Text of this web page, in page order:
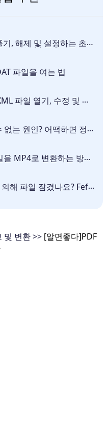
제 및 설정하는 초간단 방법들
파일을 여는 법
기, 수정 및 복구하는 쉬운 방법
? 어떡하면 정상적으로 열릴까요?
변환하는 방법 | MTS 파일 재생
겼나요? Fefg 파일 제거 & 복구 방법
및 변환 >> [알면좋다]PDF